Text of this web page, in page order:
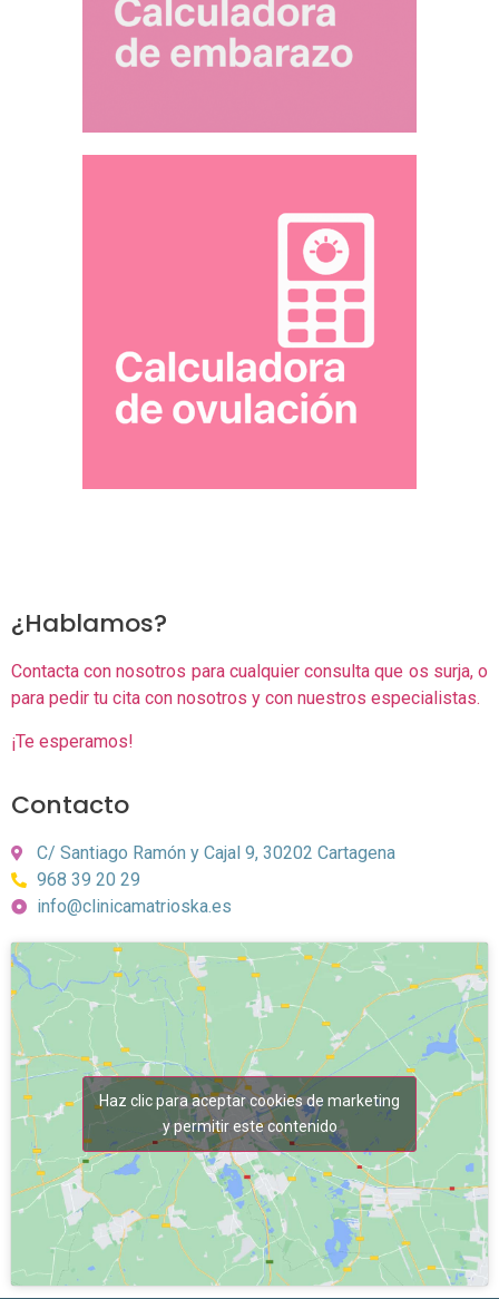
¿Hablamos?
Contacta con nosotros para cualquier consulta que os surja, o
para pedir tu cita con nosotros y con nuestros especialistas.
¡Te esperamos!
Contacto
C/ Santiago Ramón y Cajal 9, 30202 Cartagena
968 39 20 29
info@clinicamatrioska.es
Haz clic para aceptar cookies de marketing
y permitir este contenido